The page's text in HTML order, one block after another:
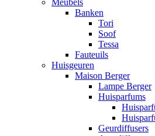
Meubels
Banken
Tori
Soof
Tessa
Fauteuils
Huisgeuren
Maison Berger
Lampe Berger
Huisparfums
Geurdiffusers